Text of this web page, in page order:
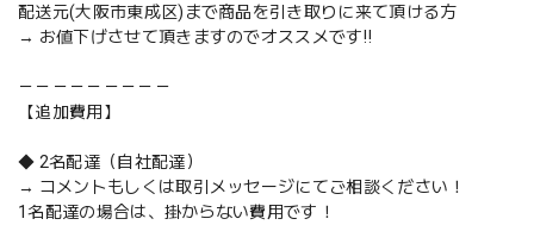
配送元(大阪市東成区)まで商品を引き取りに来て頂ける方
→ お値下げさせて頂きますのでオススメです‼️
－－－－－－－－－
【追加費用】
◆ 2名配達（自社配達）
→ コメントもしくは取引メッセージにてご相談ください！
1名配達の場合は、掛からない費用です！